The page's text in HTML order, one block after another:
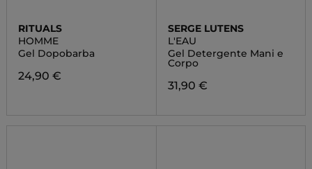
RITUALS
HOMME
Gel Dopobarba
24,90 €
SERGE LUTENS
L'EAU
Gel Detergente Mani e
Corpo
31,90 €